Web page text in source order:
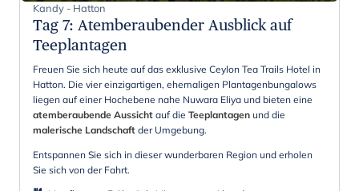
Kandy - Hatton
Tag 7: Atemberaubender Ausblick auf
Teeplantagen
Freuen Sie sich heute auf das exklusive Ceylon Tea Trails Hotel in
Hatton. Die vier einzigartigen, ehemaligen Plantagenbungalows
liegen auf einer Hochebene nahe Nuwara Eliya und bieten eine
atemberaubende Aussicht auf die Teeplantagen und die
malerische Landschaft der Umgebung.
Entspannen Sie sich in dieser wunderbaren Region und erholen
Sie sich von der Fahrt.